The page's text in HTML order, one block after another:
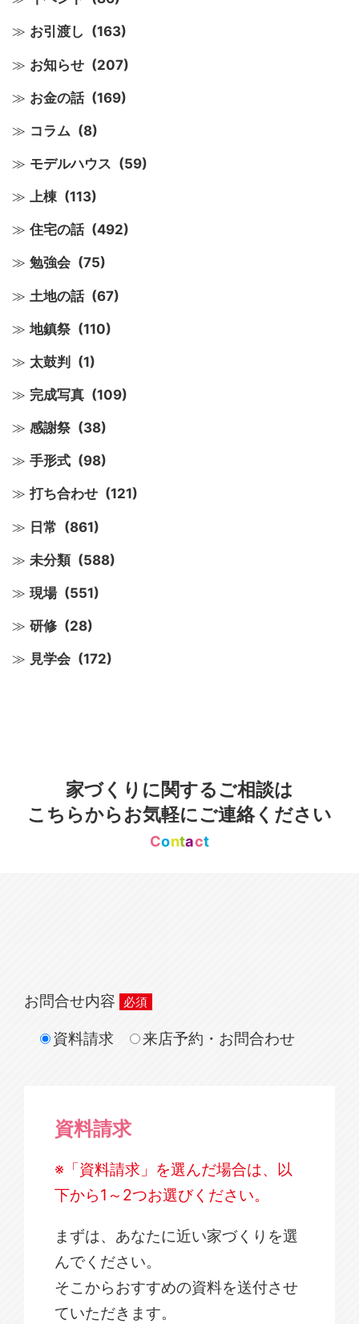
お引渡し (163)
お知らせ (207)
お金の話 (169)
コラム (8)
モデルハウス (59)
上棟 (113)
住宅の話 (492)
勉強会 (75)
土地の話 (67)
地鎮祭 (110)
太鼓判 (1)
完成写真 (109)
感謝祭 (38)
手形式 (98)
打ち合わせ (121)
日常 (861)
未分類 (588)
現場 (551)
研修 (28)
見学会 (172)
家づくりに関するご相談は
こちらからお気軽にご連絡ください
Contact
お問合せ内容
資料請求
来店予約・お問合わせ
資料請求
※「資料請求」を選んだ場合は、以
下から1～2つお選びください。
まずは、あなたに近い家づくりを選
んでください。
そこからおすすめの資料を送付させ
ていただきます。